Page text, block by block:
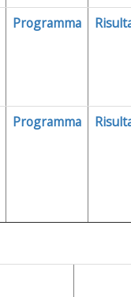
Programma
Programma